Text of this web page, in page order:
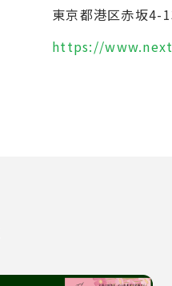
東京都港区赤坂4-
https://